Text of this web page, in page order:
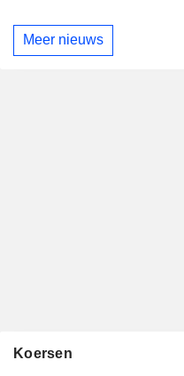
Meer nieuws
Koersen